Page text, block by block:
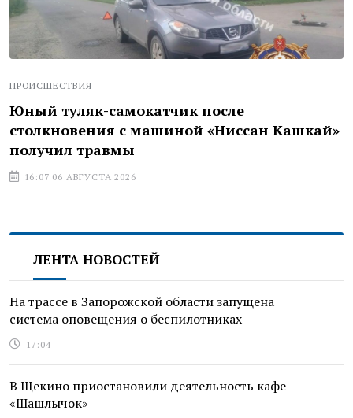
ПРОИСШЕСТВИЯ
Юный туляк-самокатчик после
столкновения с машиной «Ниссан Кашкай»
получил травмы
16:07 06 АВГУСТА 2026
ЛЕНТА НОВОСТЕЙ
На трассе в Запорожской области запущена
система оповещения о беспилотниках
17:04
В Щекино приостановили деятельность кафе
«Шашлычок»